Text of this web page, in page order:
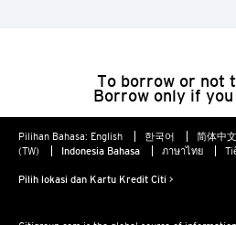
To borrow or not
Borrow only if you
Pilihan Bahasa: English 한국어 简体中文
(TW)
Indonesia Bahasa ภาษาไทย
Pilih lokasi dan Kartu Kredit Citi >
Singapura
Sydney, Australia
Tokyo, Japan